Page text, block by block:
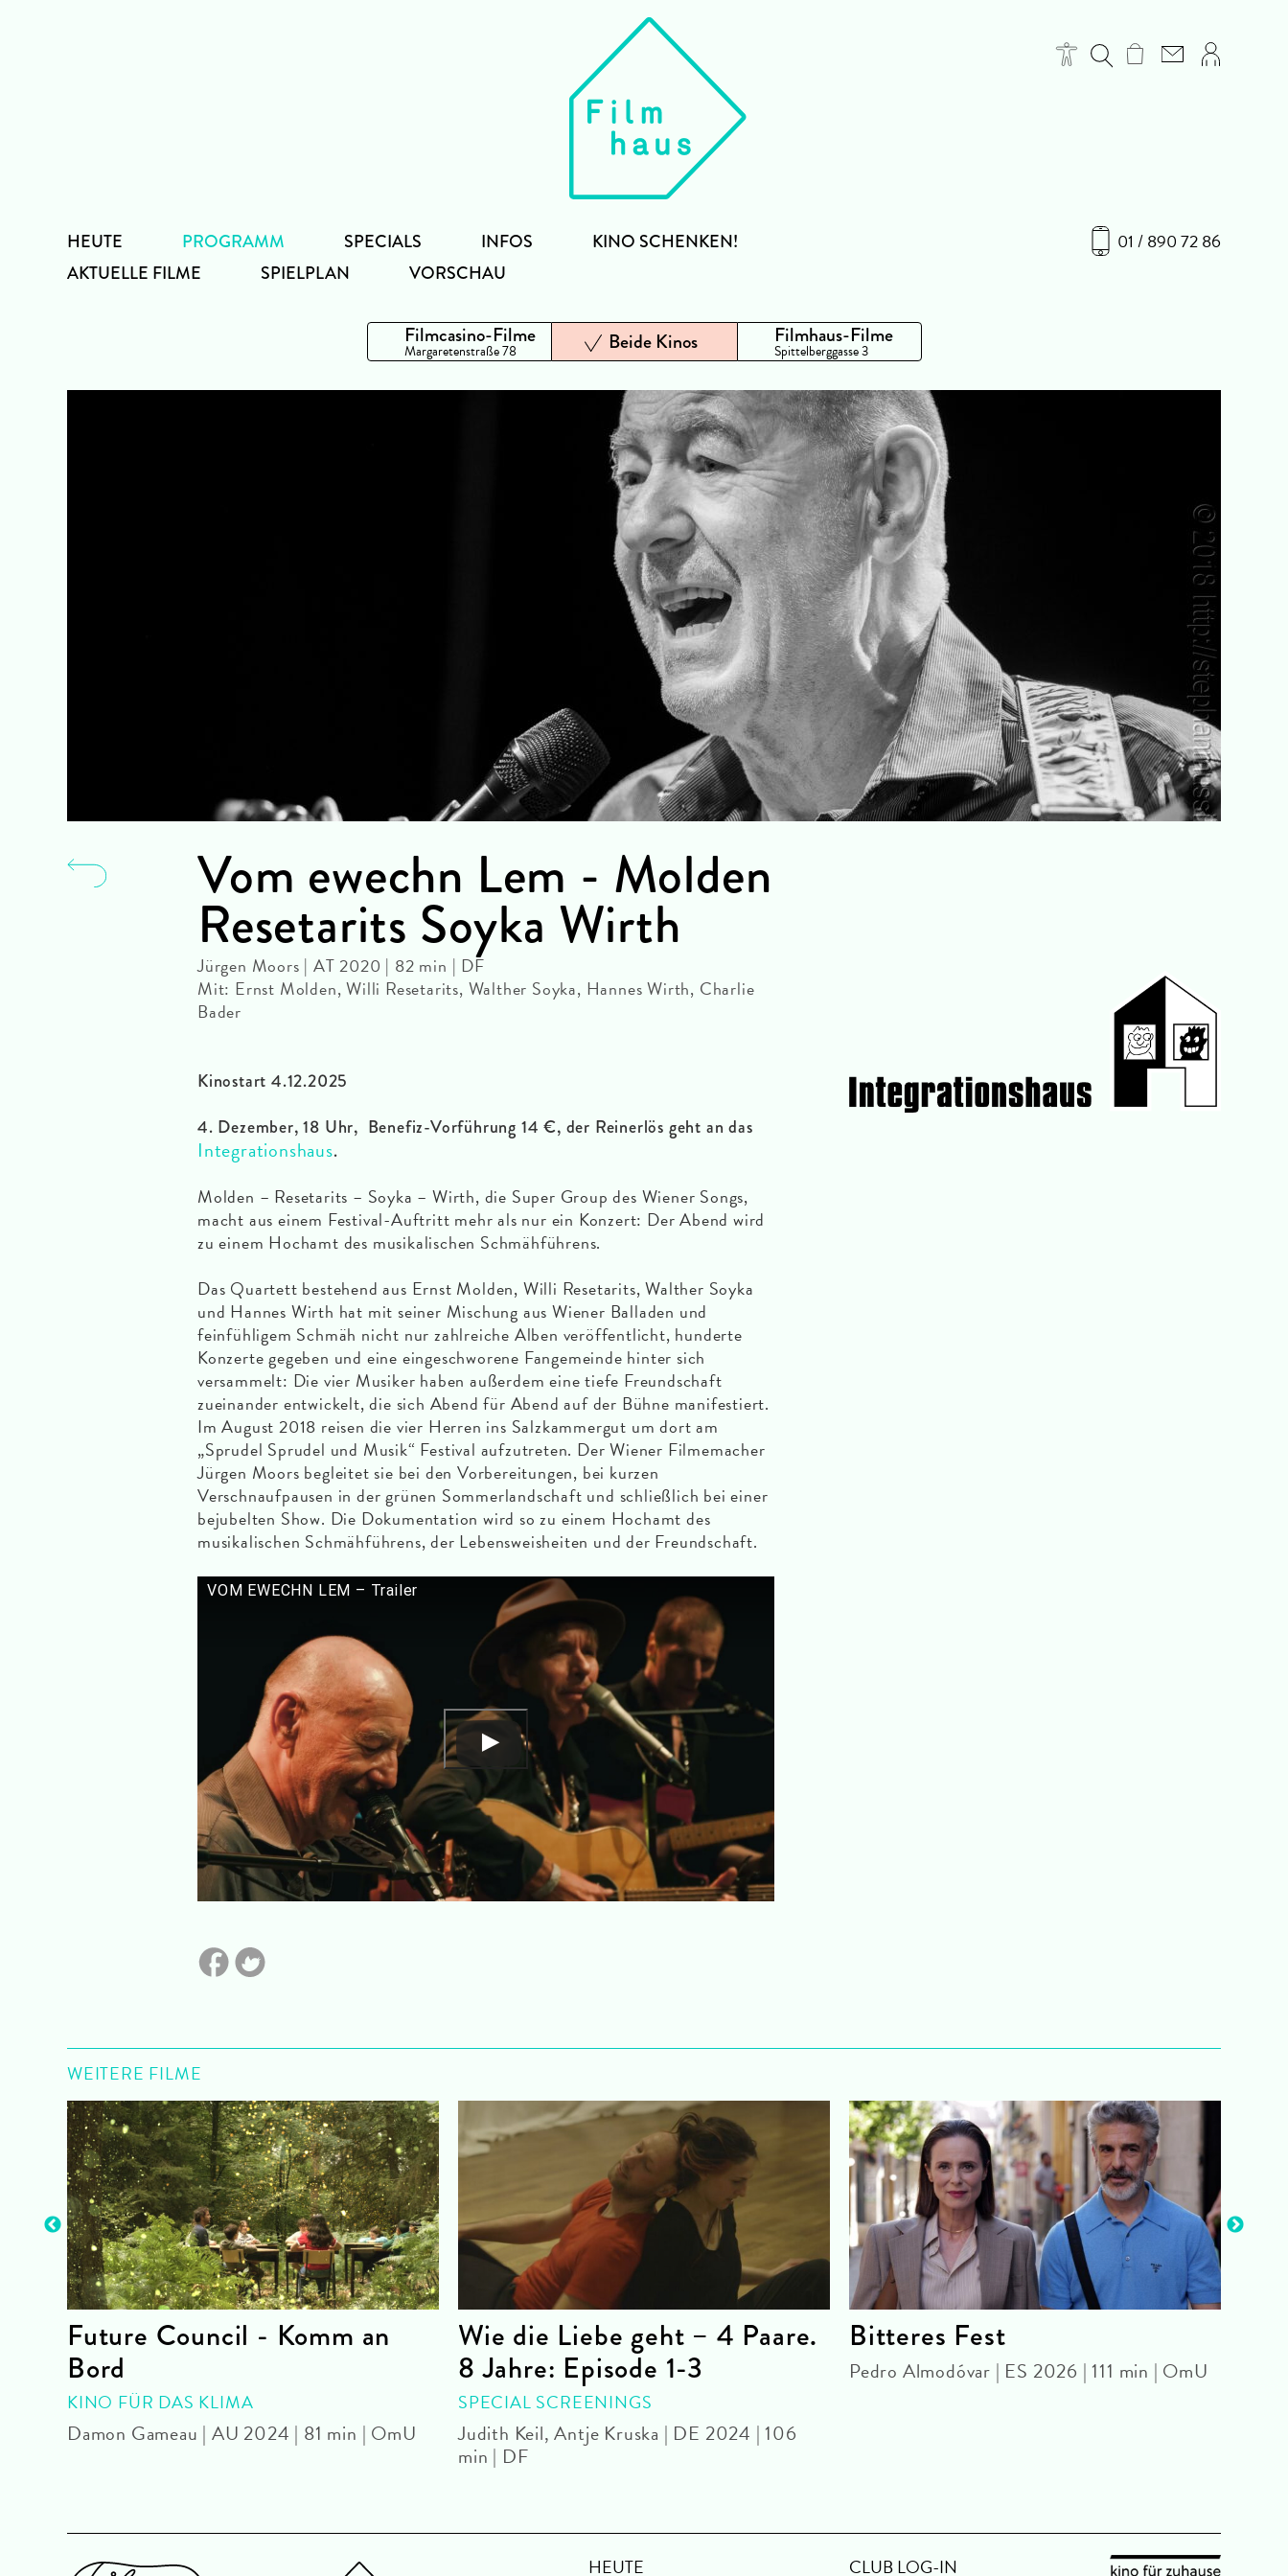
01 / 890 72 86
HEUTE
PROGRAMM
AKTUELLE FILME
SPIELPLAN VORSCHAU
SPECIALS INFOS KINO SCHENKEN!
Filmcasino-Filme
Margaretenstraße 78 Beide Kinos Filmhaus-Filme
Spittelberggasse 3
Vom ewechn Lem - Molden
Resetarits Soyka Wirth
Jürgen Moors | AT 2020 | 82 min | DF
Mit: Ernst Molden, Willi Resetarits, Walther Soyka, Hannes Wirth, Charlie
Bader
Kinostart 4.12.2025
4. Dezember, 18 Uhr, Benefiz-Vorführung 14 €, der Reinerlös geht an das
Integrationshaus.
Molden – Resetarits – Soyka – Wirth, die Super Group des Wiener Songs,
macht aus einem Festival-Auftritt mehr als nur ein Konzert: Der Abend wird
zu einem Hochamt des musikalischen Schmähführens.
Das Quartett bestehend aus Ernst Molden, Willi Resetarits, Walther Soyka
und Hannes Wirth hat mit seiner Mischung aus Wiener Balladen und
feinfühligem Schmäh nicht nur zahlreiche Alben veröffentlicht, hunderte
Konzerte gegeben und eine eingeschworene Fangemeinde hinter sich
versammelt: Die vier Musiker haben außerdem eine tiefe Freundschaft
zueinander entwickelt, die sich Abend für Abend auf der Bühne manifestiert.
Im August 2018 reisen die vier Herren ins Salzkammergut um dort am
„Sprudel Sprudel und Musik“ Festival aufzutreten. Der Wiener Filmemacher
Jürgen Moors begleitet sie bei den Vorbereitungen, bei kurzen
Verschnaufpausen in der grünen Sommerlandschaft und schließlich bei einer
bejubelten Show. Die Dokumentation wird so zu einem Hochamt des
musikalischen Schmähführens, der Lebensweisheiten und der Freundschaft.
VOM EWECHN LEM – Trailer
WEITERE FILME
Future Council - Komm an
Bord
KINO FÜR DAS KLIMA
Damon Gameau | AU 2024 | 81 min | OmU
Wie die Liebe geht – 4 Paare.
8 Jahre: Episode 1-3
SPECIAL SCREENINGS
Judith Keil, Antje Kruska | DE 2024 | 106
min | DF
Bitteres Fest
Pedro Almodóvar | ES 2026 | 111 min | OmU
HEUTE CLUB LOG-IN